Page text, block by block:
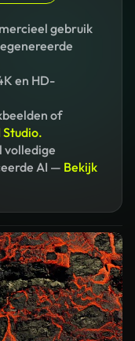
gebruik
en HD-
of
Studio.
volledige
AI — Bekijk